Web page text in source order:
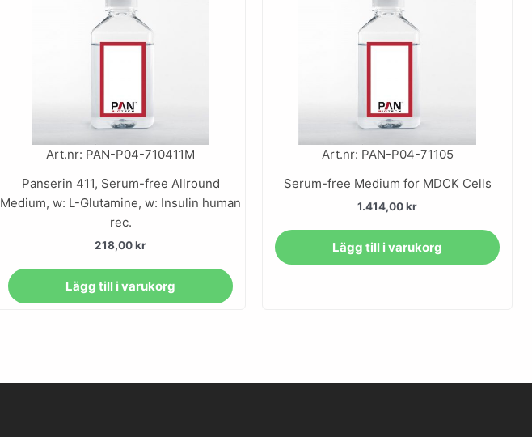
Art.nr: PAN-P04-710411M
Panserin 411, Serum-free Allround
Medium, w: L-Glutamine, w: Insulin human
rec.
218,00kr
Lägg till i varukorg
Art.nr: PAN-P04-71105
Serum-free Medium for MDCK Cells
1.414,00kr
Lägg till i varukorg